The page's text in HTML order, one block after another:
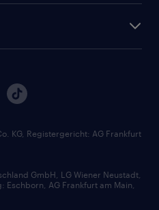
KG, Registergericht: AG Frankfurt
GmbH, LG Wiener Neustadt,
Eschborn, AG Frankfurt am Main,